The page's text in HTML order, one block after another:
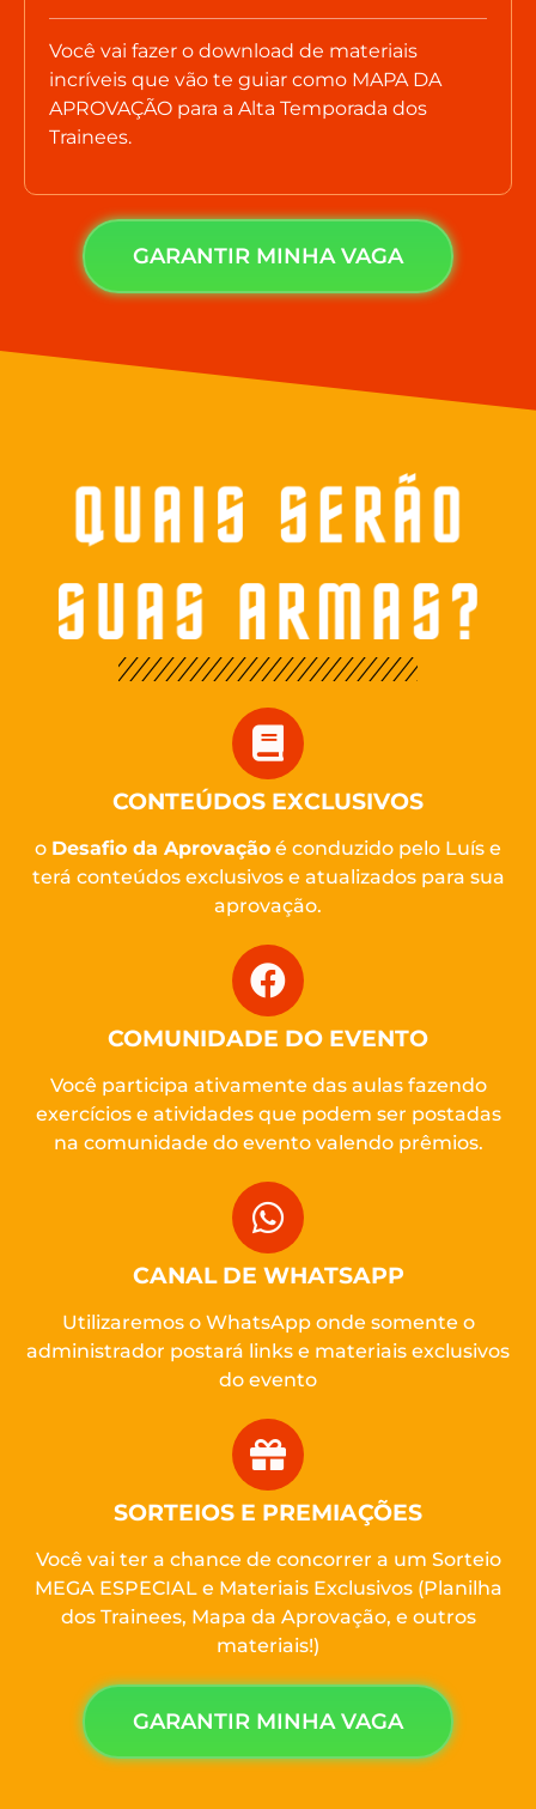
Você vai fazer o download de materiais
incríveis que vão te guiar como MAPA DA
APROVAÇÃO para a Alta Temporada dos
Trainees.
GARANTIR MINHA VAGA
CONTEÚDOS EXCLUSIVOS
o Desafio da Aprovação é conduzido pelo Luís e
terá conteúdos exclusivos e atualizados para sua
aprovação.
COMUNIDADE DO EVENTO
Você participa ativamente das aulas fazendo
exercícios e atividades que podem ser postadas
na comunidade do evento valendo prêmios.
CANAL DE WHATSAPP
Utilizaremos o WhatsApp onde somente o
administrador postará links e materiais exclusivos
do evento
SORTEIOS E PREMIAÇÕES
Você vai ter a chance de concorrer a um Sorteio
MEGA ESPECIAL e Materiais Exclusivos (Planilha
dos Trainees, Mapa da Aprovação, e outros
materiais!)
GARANTIR MINHA VAGA